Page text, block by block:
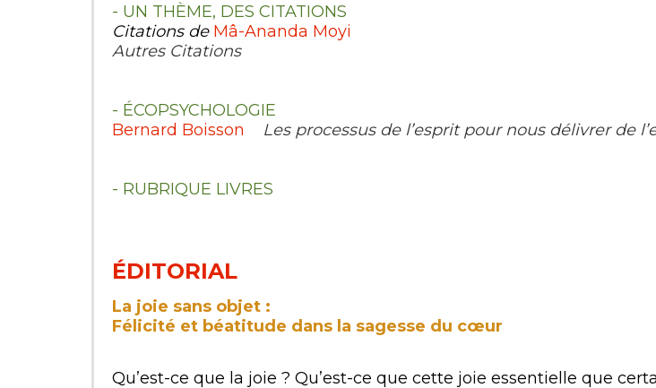
- UN THÈME, DES CITATIONS
Citations de Mâ-Ananda Moyi
Autres Citations
- ÉCOPSYCHOLOGIE
Bernard Boisson
Les processus de l’esprit pour nous délivrer de
- RUBRIQUE LIVRES
ÉDITORIAL
La joie sans objet :
Félicité et béatitude dans la sagesse du cœur
Qu’est-ce que la joie ? Qu’est-ce que cette joie essentielle que